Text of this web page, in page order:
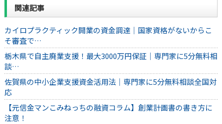
関連記事
カイロプラクティック開業の資金調達｜国家資格がないからこ
そ審査で…
栃木県で自主廃業支援！最大3000万円保証｜専門家に5分無料相
談…
佐賀県の中小企業支援資金活用法｜専門家に5分無料相談全国対
応
【元信金マンこみねっちの融資コラム】創業計画書の書き方に
注意！